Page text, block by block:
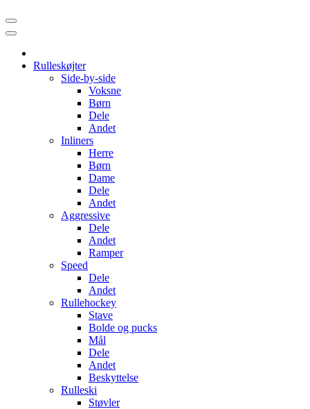
Rulleskøjter
Side-by-side
Voksne
Børn
Dele
Andet
Inliners
Herre
Børn
Dame
Dele
Andet
Aggressive
Dele
Andet
Ramper
Speed
Dele
Andet
Rullehockey
Stave
Bolde og pucks
Mål
Dele
Andet
Beskyttelse
Rulleski
Støvler